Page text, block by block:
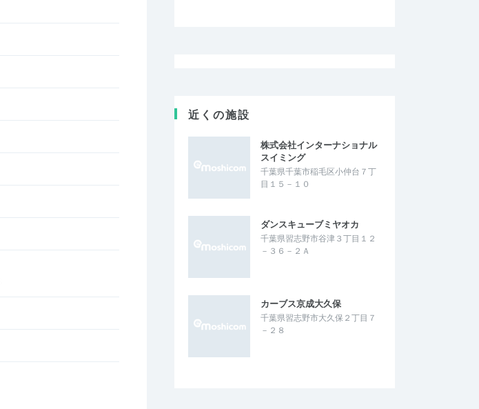
近くの施設
株式会社インターナショナル
スイミング
千葉県千葉市稲毛区小仲台７丁
目１５－１０
ダンスキューブミヤオカ
千葉県習志野市谷津３丁目１２
－３６－２Ａ
カーブス京成大久保
千葉県習志野市大久保２丁目７
－２８